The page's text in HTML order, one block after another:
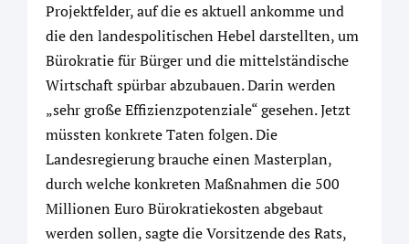
Projektfelder, auf die es aktuell ankomme und
die den landespolitischen Hebel darstellten, um
Bürokratie für Bürger und die mittelständische
Wirtschaft spürbar abzubauen. Darin werden
„sehr große Effizienzpotenziale“ gesehen. Jetzt
müssten konkrete Taten folgen. Die
Landesregierung brauche einen Masterplan,
durch welche konkreten Maßnahmen die 500
Millionen Euro Bürokratiekosten abgebaut
werden sollen, sagte die Vorsitzende des Rats,